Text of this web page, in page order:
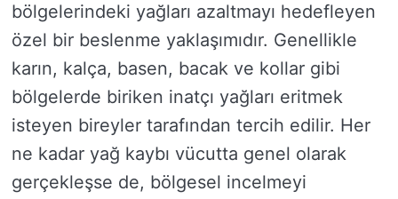
bölgelerindeki yağları azaltmayı hedefleyen
özel bir beslenme yaklaşımıdır. Genellikle
karın, kalça, basen, bacak ve kollar gibi
bölgelerde biriken inatçı yağları eritmek
isteyen bireyler tarafından tercih edilir. Her
ne kadar yağ kaybı vücutta genel olarak
gerçekleşse de, bölgesel incelmeyi